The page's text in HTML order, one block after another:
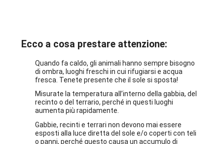
Ecco a cosa prestare attenzione:
Quando fa caldo, gli animali hanno sempre bisogno
di ombra, luoghi freschi in cui rifugiarsi e acqua
fresca. Tenete presente che il sole si sposta!
Misurate la temperatura all’interno della gabbia, del
recinto o del terrario, perché in questi luoghi
aumenta più rapidamente.
Gabbie, recinti e terrari non devono mai essere
esposti alla luce diretta del sole e/o coperti con teli
o panni, perché questo causa un accumulo di